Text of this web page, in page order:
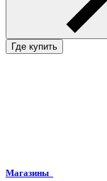
Где купить
Магазины